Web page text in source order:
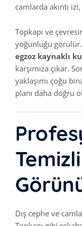
camlarda akıntı
Topkapı ve
yoğunluğu
egzoz kaynaklı
karşımıza çıkar.
yaklaşımı çoğu
planı daha doğru
Dış cephe ve